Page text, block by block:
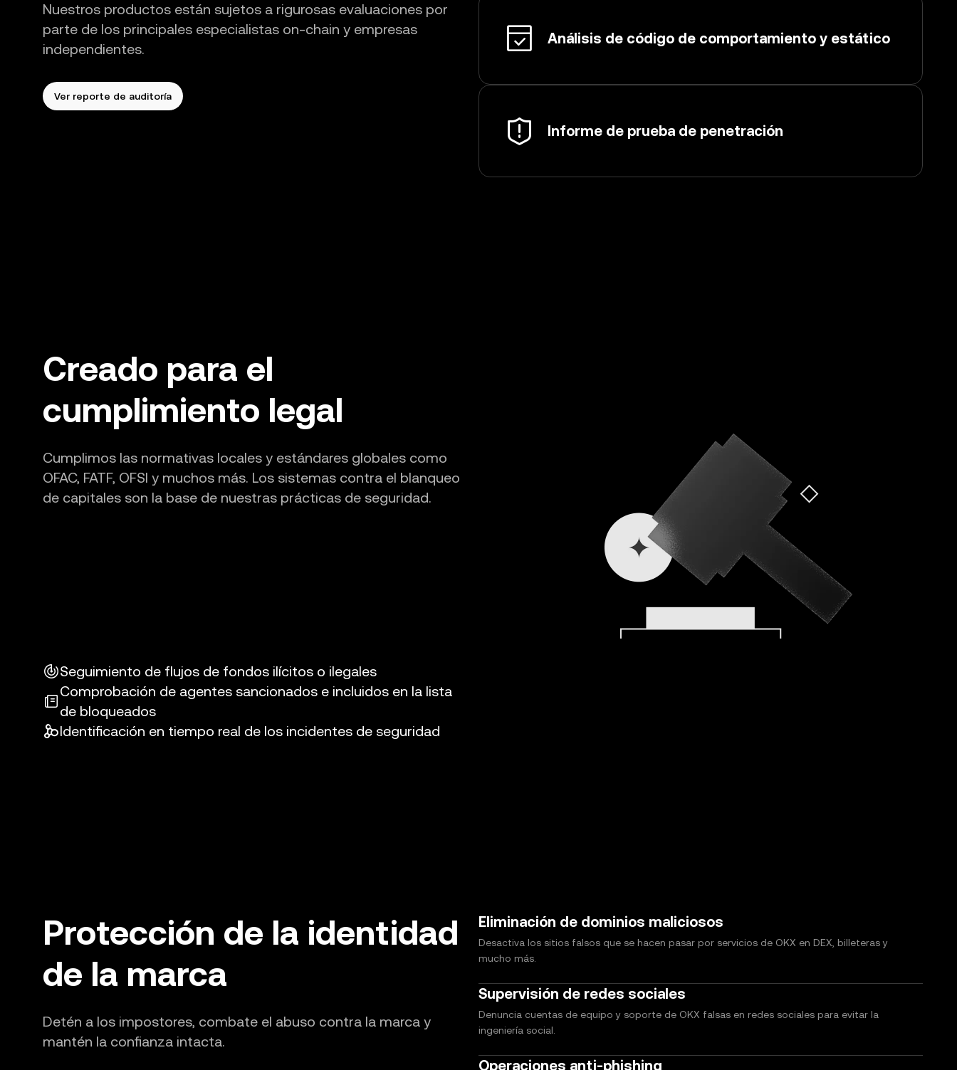
Nuestros productos están sujetos a rigurosas evaluaciones por
parte de los principales especialistas on-chain y empresas
independientes.
Ver reporte de auditoría
Análisis de código de comportamiento y estático
Informe de prueba de penetración
Creado para el
cumplimiento legal
Cumplimos las normativas locales y estándares globales como
OFAC, FATF, OFSI y muchos más. Los sistemas contra el blanqueo
de capitales son la base de nuestras prácticas de seguridad.
Seguimiento de flujos de fondos ilícitos o ilegales
Comprobación de agentes sancionados e incluidos en la lista
de bloqueados
Identificación en tiempo real de los incidentes de seguridad
Protección de la identidad
de la marca
Detén a los impostores, combate el abuso contra la marca y
mantén la confianza intacta.
Eliminación de dominios maliciosos
Desactiva los sitios falsos que se hacen pasar por servicios de OKX en DEX, billeteras y
mucho más.
Supervisión de redes sociales
Denuncia cuentas de equipo y soporte de OKX falsas en redes sociales para evitar la
ingeniería social.
Operaciones anti-phishing